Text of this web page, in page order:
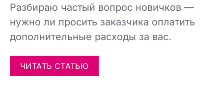
Разбираю частый вопрос новичков —
нужно ли просить заказчика оплатить
дополнительные расходы за вас.
ЧИТАТЬ СТАТЬЮ